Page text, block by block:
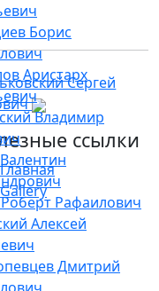
Борис
Аристарх
Владимир
Рафаилович
Алексей
Дмитрий
Сергей
ссылки
Главная
Gallery